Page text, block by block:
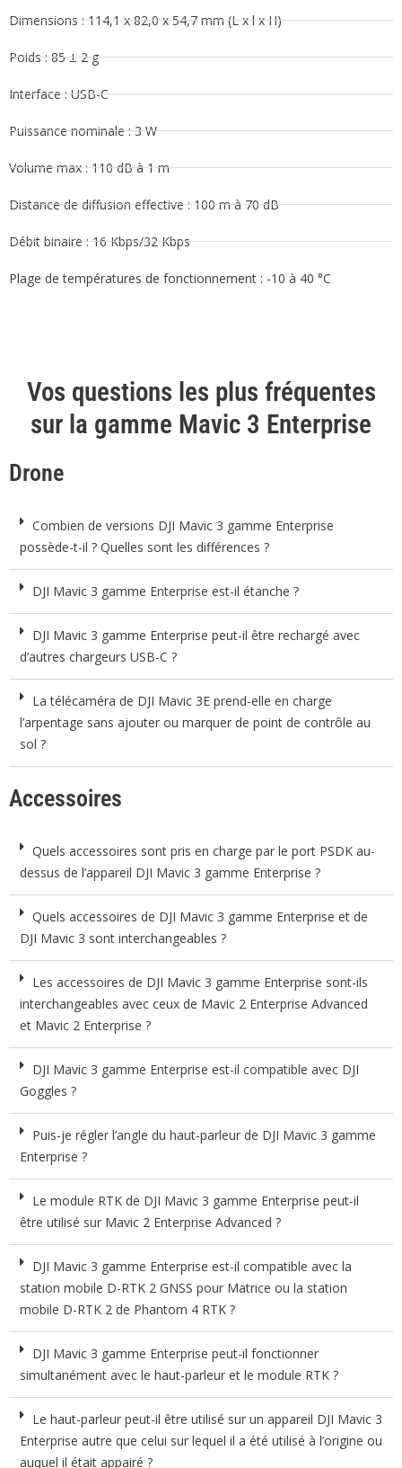
Dimensions : 114,1 x 82,0 x 54,7 mm (L x l x H)
Poids : 85 ± 2 g
Interface : USB-C
Puissance nominale : 3 W
Volume max : 110 dB à 1 m
Distance de diffusion effective : 100 m à 70 dB
Débit binaire : 16 Kbps/32 Kbps
Plage de températures de fonctionnement : -10 à 40 °C
Vos questions les plus fréquentes
sur la gamme Mavic 3 Enterprise
Drone
Combien de versions DJI Mavic 3 gamme Enterprise
possède-t-il ? Quelles sont les différences ?
DJI Mavic 3 gamme Enterprise est-il étanche ?
DJI Mavic 3 gamme Enterprise peut-il être rechargé avec
d’autres chargeurs USB-C ?
La télécaméra de DJI Mavic 3E prend-elle en charge
l’arpentage sans ajouter ou marquer de point de contrôle au
sol ?
Accessoires
Quels accessoires sont pris en charge par le port PSDK au-
dessus de l’appareil DJI Mavic 3 gamme Enterprise ?
Quels accessoires de DJI Mavic 3 gamme Enterprise et de
DJI Mavic 3 sont interchangeables ?
Les accessoires de DJI Mavic 3 gamme Enterprise sont-ils
interchangeables avec ceux de Mavic 2 Enterprise Advanced
et Mavic 2 Enterprise ?
DJI Mavic 3 gamme Enterprise est-il compatible avec DJI
Goggles ?
Puis-je régler l’angle du haut-parleur de DJI Mavic 3 gamme
Enterprise ?
Le module RTK de DJI Mavic 3 gamme Enterprise peut-il
être utilisé sur Mavic 2 Enterprise Advanced ?
DJI Mavic 3 gamme Enterprise est-il compatible avec la
station mobile D-RTK 2 GNSS pour Matrice ou la station
mobile D-RTK 2 de Phantom 4 RTK ?
DJI Mavic 3 gamme Enterprise peut-il fonctionner
simultanément avec le haut-parleur et le module RTK ?
Le haut-parleur peut-il être utilisé sur un appareil DJI Mavic 3
Enterprise autre que celui sur lequel il a été utilisé à l’origine ou
auquel il était appairé ?